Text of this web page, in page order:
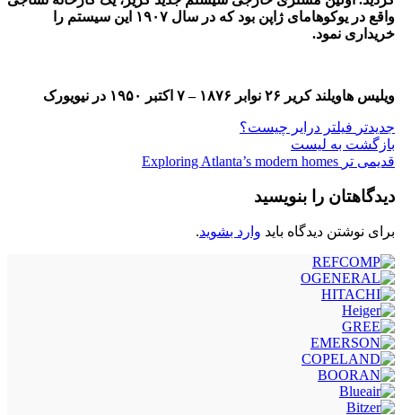
واقع در یوکوهامای ژاپن بود که در سال ۱۹۰۷ این سیستم را
خریداری نمود.
ویلیس هاویلند کریر ۲۶ نوابر ۱۸۷۶ – ۷ اکتبر ۱۹۵۰ در نیویورک
جدیدتر فیلتر درایر چیست؟
بازگشت به لیست
قدیمی تر Exploring Atlanta’s modern homes
دیدگاهتان را بنویسید
برای نوشتن دیدگاه باید وارد بشوید.